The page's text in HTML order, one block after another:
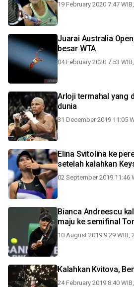
19 February 2020 7:47
Juarai Australia
besar WTA
04 February 2020 7:53
Arloji termahal yang dipakai 20 atlet elite
dunia
31 December 2019 11:05
Elina Svitolina ke
setelah kalahkan
02 September 2019 11:46
Bianca Andreescu
maju ke semifinal
10 August 2019 9:29 WIB,
Kalahkan Kvitova,
24 February 2019 8:40